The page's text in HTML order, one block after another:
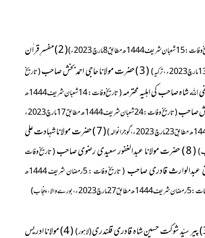
مطابق 8مارچ 2023ء )
( 2 ) مفسرِ قراٰن
ترکیہ)( 3 ) حضرت مولانا حاجی احمد بخش صاحب
( تاریخ
اللہشاہ صاحب کی اہلیہ محترمہ
( تاریخ وفات : 14شعبان شریف 1444ھ
( تاریخ وفات : 24شعبان شریف1444ھ مطابق 17مارچ 2023ء
( 7 ) حضرت مولانا شہادت علی
)( 8 ) حضرت مولانا عبدالغفور سعیدی رضوی صاحب
( تاریخ وفات
( تاریخ وفات : 5رمضان شریف 1444ھ
27مارچ 2023ء ، بورے والا ، پنجاب)
( لاہور )
( 4 ) مولانا ادریس